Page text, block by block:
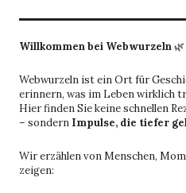
Willkommen bei Webwurzeln🌿
Webwurzeln ist ein Ort für
erinnern, was im Leben wirklich
Hier finden Sie keine schnellen
– sondern Impulse, die tiefer
Wir erzählen von Menschen,
zeigen: